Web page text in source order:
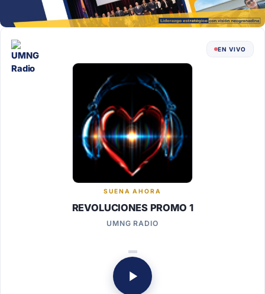
EN VIVO
SUENA AHORA
REVOLUCIONES PROMO 1
UMNG RADIO